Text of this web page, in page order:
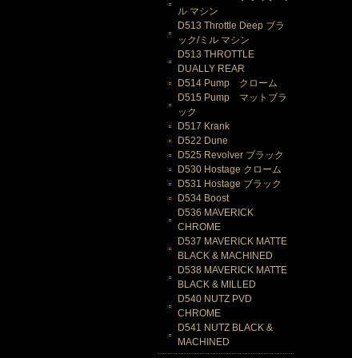
ル マシン
D513 Throttle Deep ブラ
ック/ミル マシン
D513 THROTTLE
DUALLY REAR
D514 Pump クローム
D515 Pump マットブラ
ック
D517 Krank
D522 Dune
D525 Revolver ブラック
D530 Hostage クローム
D531 Hostage ブラック
D534 Boost
D536 MAVERICK
CHROME
D537 MAVERICK MATTE
BLACK & MACHINED
D538 MAVERICK MATTE
BLACK & MILLED
D540 NUTZ PVD
CHROME
D541 NUTZ BLACK &
MACHINED